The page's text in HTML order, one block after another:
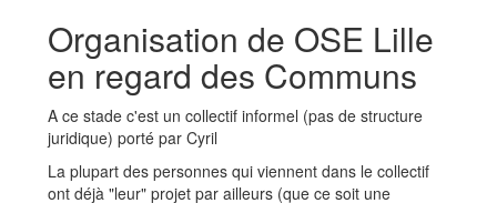
Organisation de OSE Lille
en regard des Communs
A ce stade c'est un collectif informel (pas de structure
juridique) porté par Cyril
La plupart des personnes qui viennent dans le collectif
ont déjà "leur" projet par ailleurs (que ce soit une